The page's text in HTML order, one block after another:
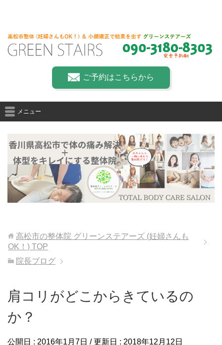
ご予約はこちらから
メニュー
高松市の整体院 グリーンステアーズ (妊婦さんも
OK！) TOP
院長ブログ
肩コリがどこからきているの
か？
公開日 : 2016年1月7日 / 更新日 : 2018年12月12日